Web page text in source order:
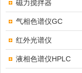
磁力搅拌器
气相色谱仪GC
红外光谱仪
液相色谱仪HPLC